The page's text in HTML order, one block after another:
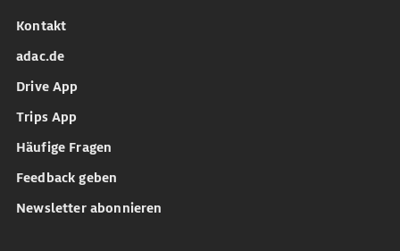
Kontakt
adac.de
Drive App
Trips App
Häufige Fragen
Feedback geben
Newsletter abonnieren